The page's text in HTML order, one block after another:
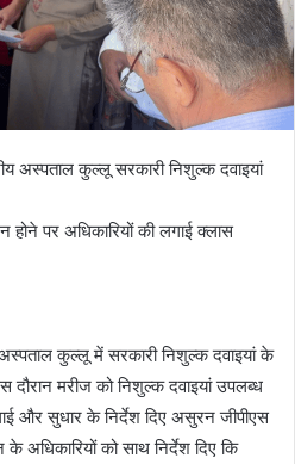
अस्पताल कुल्लू सरकारी निशुल्क दवाइयां
होने पर अधिकारियों की लगाई क्लास
कुल्लू में सरकारी निशुल्क दवाइयां के
मरीज को निशुल्क दवाइयां उपलब्ध
और सुधार के निर्देश दिए असुरन जीपीएस
अधिकारियों को साथ निर्देश दिए कि